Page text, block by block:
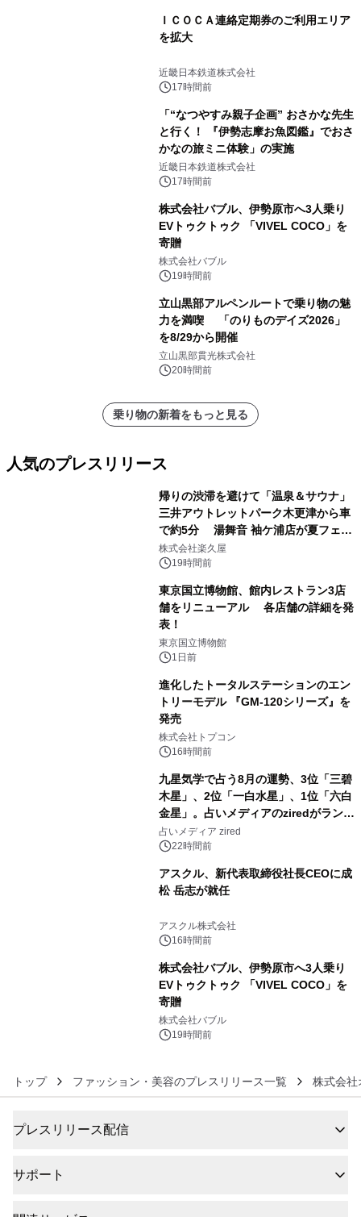
ＩＣＯＣＡ連絡定期券のご利用エリア
を拡大
近畿日本鉄道株式会社
17時間前
「“なつやすみ親子企画” おさかな先生
と行く！ 『伊勢志摩お魚図鑑』でおさ
かなの旅ミニ体験」の実施
近畿日本鉄道株式会社
17時間前
株式会社バブル、伊勢原市へ3人乗り
EVトゥクトゥク 「VIVEL COCO」を
寄贈
株式会社バブル
19時間前
立山黒部アルペンルートで乗り物の魅
力を満喫 「のりものデイズ2026」
を8/29から開催
立山黒部貫光株式会社
20時間前
乗り物の新着をもっと見る
人気のプレスリリース
帰りの渋滞を避けて「温泉＆サウナ」
三井アウトレットパーク木更津から車
で約5分 湯舞音 袖ケ浦店が夏フェア
メニューを提供
株式会社楽久屋
19時間前
東京国立博物館、館内レストラン3店
舗をリニューアル 各店舗の詳細を発
表！
東京国立博物館
1日前
進化したトータルステーションのエン
トリーモデル 『GM-120シリーズ』を
発売
株式会社トプコン
16時間前
九星気学で占う8月の運勢、3位「三碧
木星」、2位「一白水星」、1位「六白
金星」。占いメディアのziredがランキ
ングを発表
占いメディア zired
22時間前
アスクル、新代表取締役社長CEOに成
松 岳志が就任
アスクル株式会社
16時間前
株式会社バブル、伊勢原市へ3人乗り
EVトゥクトゥク 「VIVEL COCO」を
寄贈
株式会社バブル
19時間前
トップ ファッション・美容のプレスリリース一覧 株式会社
プレスリリース配信
サポート